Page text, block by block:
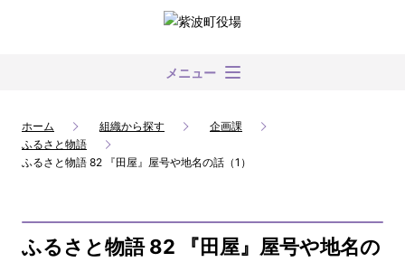
メニュー
ホーム 組織から探す
企画課
ふるさと物語
ふるさと物語 82 『田屋』屋号や地名の話（1）
ふるさと物語 82 『田屋』屋号や地名の